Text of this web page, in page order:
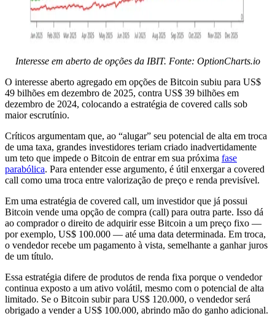
Interesse em aberto de opções da IBIT. Fonte: OptionCharts.io
O interesse aberto agregado em opções de Bitcoin subiu para US$
49 bilhões em dezembro de 2025, contra US$ 39 bilhões em
dezembro de 2024, colocando a estratégia de covered calls sob
maior escrutínio.
Críticos argumentam que, ao “alugar” seu potencial de alta em troca
de uma taxa, grandes investidores teriam criado inadvertidamente
um teto que impede o Bitcoin de entrar em sua próxima fase
parabólica. Para entender esse argumento, é útil enxergar a covered
call como uma troca entre valorização de preço e renda previsível.
Em uma estratégia de covered call, um investidor que já possui
Bitcoin vende uma opção de compra (call) para outra parte. Isso dá
ao comprador o direito de adquirir esse Bitcoin a um preço fixo —
por exemplo, US$ 100.000 — até uma data determinada. Em troca,
o vendedor recebe um pagamento à vista, semelhante a ganhar juros
de um título.
Essa estratégia difere de produtos de renda fixa porque o vendedor
continua exposto a um ativo volátil, mesmo com o potencial de alta
limitado. Se o Bitcoin subir para US$ 120.000, o vendedor será
obrigado a vender a US$ 100.000, abrindo mão do ganho adicional.